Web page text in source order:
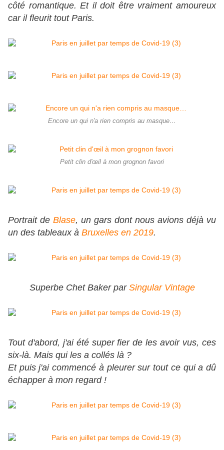
côté romantique. Et il doit être vraiment amoureux
car il fleurit tout Paris.
Encore un qui n'a rien compris au masque…
Petit clin d'œil à mon grognon favori
Portrait de Blase, un gars dont nous avions déjà vu
un des tableaux à Bruxelles en 2019.
Superbe Chet Baker par Singular Vintage
Tout d'abord, j'ai été super fier de les avoir vus, ces
six-là. Mais qui les a collés là ?
Et puis j'ai commencé à pleurer sur tout ce qui a dû
échapper à mon regard !